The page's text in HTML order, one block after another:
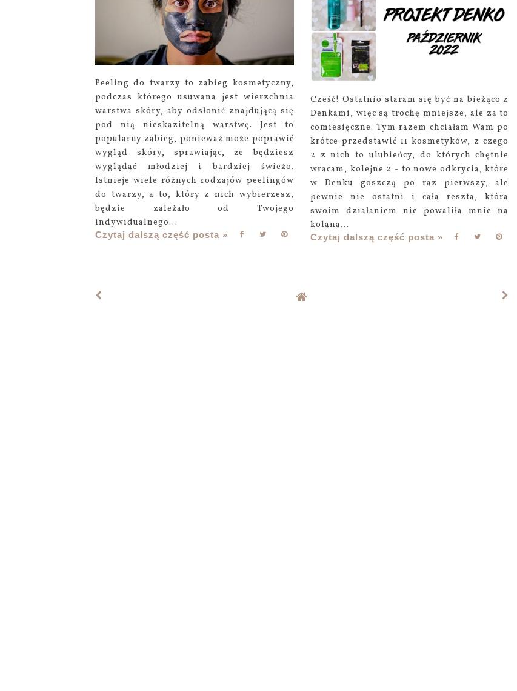
Peeling do twarzy to zabieg kosmetyczny,
podczas którego usuwana jest wierzchnia
warstwa skóry, aby odsłonić znajdującą się
pod nią nieskazitelną warstwę. Jest to
popularny zabieg, ponieważ może poprawić
wygląd skóry, sprawiając, że będziesz
wyglądać młodziej i bardziej świeżo.
Istnieje wiele różnych rodzajów peelingów
do twarzy, a to, który z nich wybierzesz,
będzie zależało od Twojego
indywidualnego...
Czytaj dalszą część posta »
Cześć! Ostatnio staram się być na bieżąco z
Denkami, więc są trochę mniejsze, ale za to
comiesięczne. Tym razem chciałam Wam po
krótce przedstawić 11 kosmetyków, z czego
2 z nich to ulubieńcy, do których chętnie
wracam, kolejne 2 - to nowe odkrycia, które
w Denku goszczą po raz pierwszy, ale
pewnie nie ostatni i cała reszta, która
swoim działaniem nie powaliła mnie na
kolana...
Czytaj dalszą część posta »